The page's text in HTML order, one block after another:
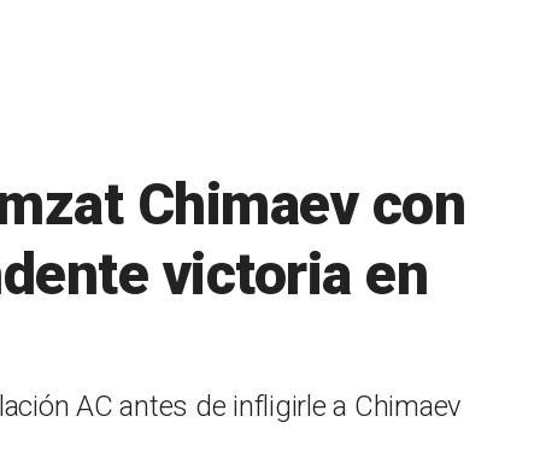
Chimaev con
victoria en
AC antes de infligirle a Chimaev